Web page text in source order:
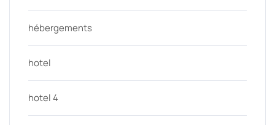
hébergements
hotel
hotel 4